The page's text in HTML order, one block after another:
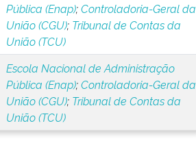
Pública (Enap);Controladoria-Geral da
União (CGU); Tribunal de Contas da
União (TCU)
Escola Nacional de Administração
Pública (Enap);Controladoria-Geral da
União (CGU); Tribunal de Contas da
União (TCU)